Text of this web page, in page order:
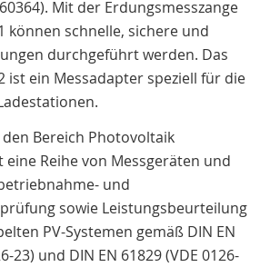
Mit der Erdungsmesszange
können schnelle, sichere und
durchgeführt werden. Das
ist ein Messadapter speziell für die
Bereich Photovoltaik
eine Reihe von Messgeräten und
und
sowie Leistungsbeurteilung
PV-Systemen gemäß DIN EN
23) und DIN EN 61829 (VDE 0126-